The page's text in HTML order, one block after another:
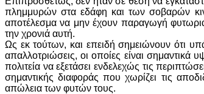
πλημμυρών στα εδάφη και των σοβαρών
αποτέλεσμα να μην έχουν παραγωγή
την χρονιά αυτή.
Ως εκ τούτων, και επειδή σημειώνουν ότι
απαλλοτριώσεις, οι οποίες είναι σημαντικά
πολιτεία να εξετάσει ενδελεχώς τις
σημαντικής διαφοράς που χωρίζει τις
απώλεια των φυτών τους.